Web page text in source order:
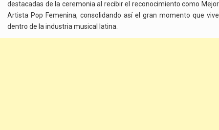
destacadas de la ceremonia al recibir el reconocimiento como Mejor
Artista Pop Femenina, consolidando así el gran momento que vive
dentro de la industria musical latina.